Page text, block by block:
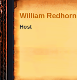
William Redhorn
Host